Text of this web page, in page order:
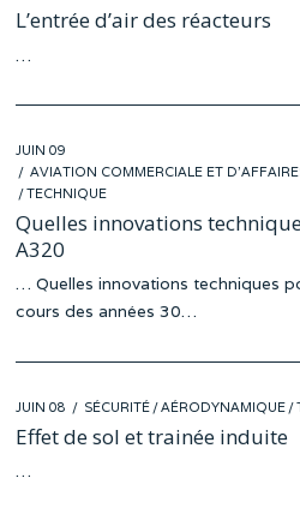
ON
25
L’entrée d’air des réacteurs
…
POSTED
ON
JUIN 09
31
AVIATION COMMERCIALE ET
/TECHNIQUE
Quelles innovations
A320
… Quelles innovations techniques
cours des années 30…
POSTED
ON
JUIN 08 MAI
30
SÉCURITÉ /AÉRODYNAMIQUE /
Effet de sol et trainée induite
…